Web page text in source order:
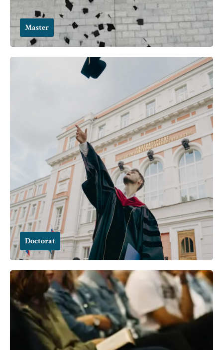
Master
Doctorat